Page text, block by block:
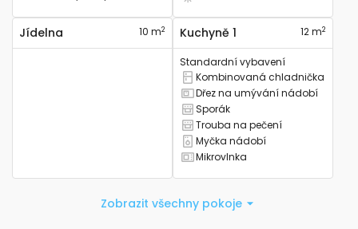
Jídelna 10 m2 Kuchyně 1 12 m2
Standardní vybavení
Má kombinovanou lednici
Kombinovaná chladnička
Má kuchyňský dřez
Dřez na umývání nádobí
Má sporák
Sporák
Má troubu na pečení
Trouba na pečení
Má myčku nádobí
Myčka nádobí
Má mikrovlnku
Mikrovlnka
Zobrazit všechny pokoje